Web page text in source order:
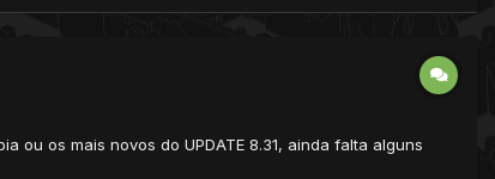
ou os mais novos do UPDATE 8.31, ainda falta alguns